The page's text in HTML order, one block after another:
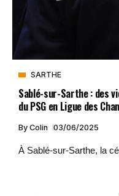
SARTHE
Sablé-sur-Sarthe : des
du PSG en Ligue des
By Colin 03/06/2025
À Sablé-sur-Sarthe, la